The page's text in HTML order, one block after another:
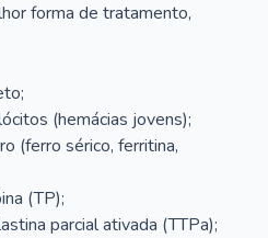
forma de tratamento,
(hemácias jovens);
(ferro sérico, ferritina,
(TP);
parcial ativada (TTPa);